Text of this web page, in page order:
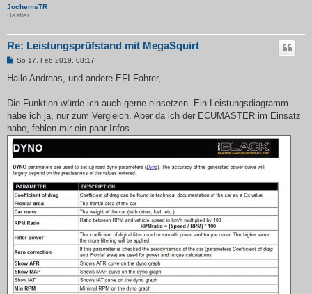
JochemsTR
Bastler
Re: Leistungsprüfstand mit MegaSquirt
B
i
a
So 17. Feb 2019, 08:17
Hallo Andreas, und andere EFI Fahrer,
Die Funktion würde ich auch gerne einsetzen. Ein Leistungsdiagramm
habe ich ja, nur zum Vergleich. Aber da ich der ECUMASTER im Einsatz
habe, fehlen mir ein paar Infos.